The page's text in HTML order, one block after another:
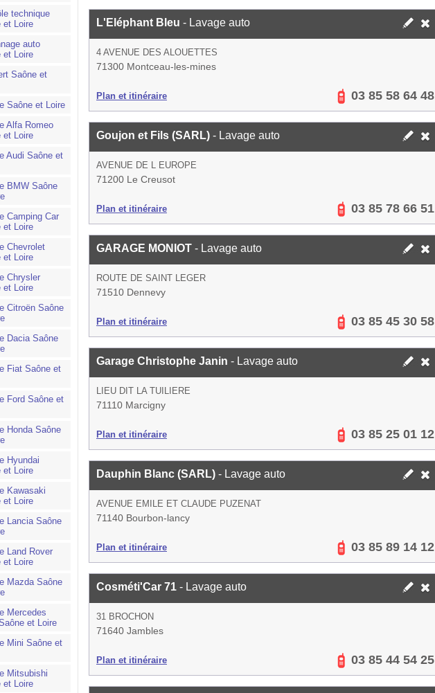
technique
et Loire
auto
et Loire
Saône et
Saône et Loire
Alfa Romeo
et Loire
Audi Saône et
BMW Saône
Camping Car
et Loire
Chevrolet
et Loire
Chrysler
et Loire
Citroën Saône
Dacia Saône
Fiat Saône et
Ford Saône et
Honda Saône
Hyundai
et Loire
Kawasaki
et Loire
Lancia Saône
Land Rover
et Loire
Mazda Saône
Mercedes
et Loire
Mini Saône et
Mitsubishi
et Loire
L'Eléphant Bleu - Lavage auto
4 AVENUE DES ALOUETTES
71300 Montceau-les-mines
Plan et itinéraire 03 85 58 64 48
Goujon et Fils (SARL) - Lavage auto
AVENUE DE L EUROPE
71200 Le Creusot
Plan et itinéraire 03 85 78 66 51
GARAGE MONIOT - Lavage auto
ROUTE DE SAINT LEGER
71510 Dennevy
Plan et itinéraire 03 85 45 30 58
Garage Christophe Janin - Lavage auto
LIEU DIT LA TUILIERE
71110 Marcigny
Plan et itinéraire 03 85 25 01 12
Dauphin Blanc (SARL) - Lavage auto
AVENUE EMILE ET CLAUDE PUZENAT
71140 Bourbon-lancy
Plan et itinéraire 03 85 89 14 12
Cosméti'Car 71 - Lavage auto
31 BROCHON
71640 Jambles
Plan et itinéraire 03 85 44 54 25